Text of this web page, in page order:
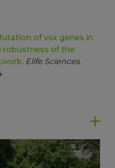
of vsx genes in
robustness of the
Elife Sciences.